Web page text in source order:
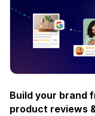
Build your brand
product reviews